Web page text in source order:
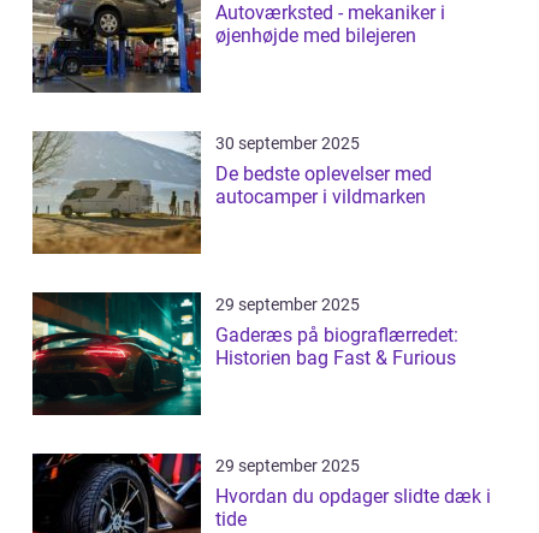
Autoværksted - mekaniker i
øjenhøjde med bilejeren
30 september 2025
De bedste oplevelser med
autocamper i vildmarken
29 september 2025
Gaderæs på biograflærredet:
Historien bag Fast & Furious
29 september 2025
Hvordan du opdager slidte dæk i
tide